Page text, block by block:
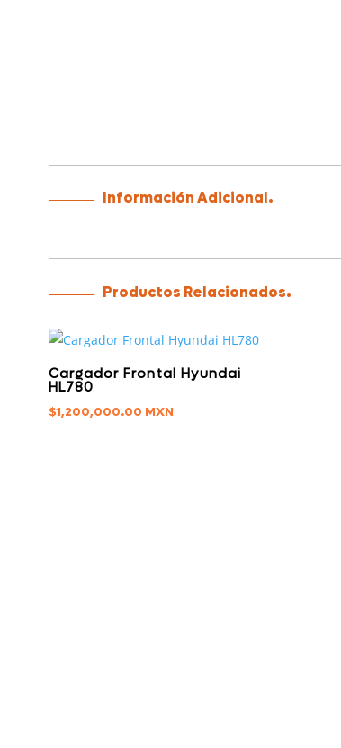
Información Adicional.
Productos Relacionados.
Cargador Frontal Hyundai
HL780
$1,200,000.00